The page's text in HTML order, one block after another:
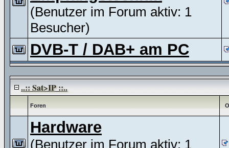
(Benutzer im Forum aktiv: 1
Besucher)
DVB-T / DAB+ am PC
..:: Sat>IP ::..
Foren
Hardware
(Benutzer im Forum aktiv: 1